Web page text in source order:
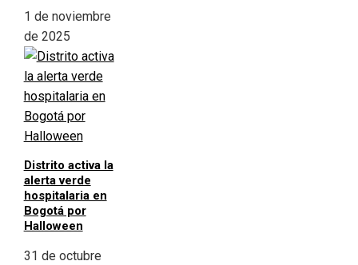
1 de noviembre
de 2025
Distrito activa la
alerta verde
hospitalaria en
Bogotá por
Halloween
31 de octubre